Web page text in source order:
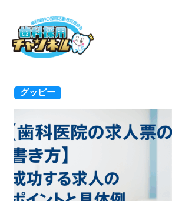
グッピー